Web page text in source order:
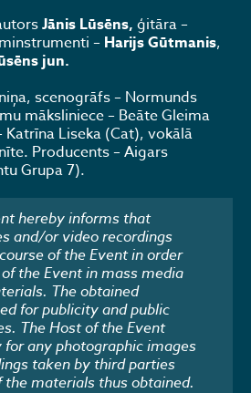
Jānis Lūsēns, ģitāra –
– Harijs Gūtmanis,
jun.
scenogrāfs – Normunds
māksliniece – Beāte Gleima
Liseka (Cat), vokālā
Producents – Aigars
Grupa 7).
hereby informs that
and/or video recordings
of the Event in order
the Event in mass media
The obtained
for publicity and public
The Host of the Event
any photographic images
taken by third parties
the materials thus obtained.